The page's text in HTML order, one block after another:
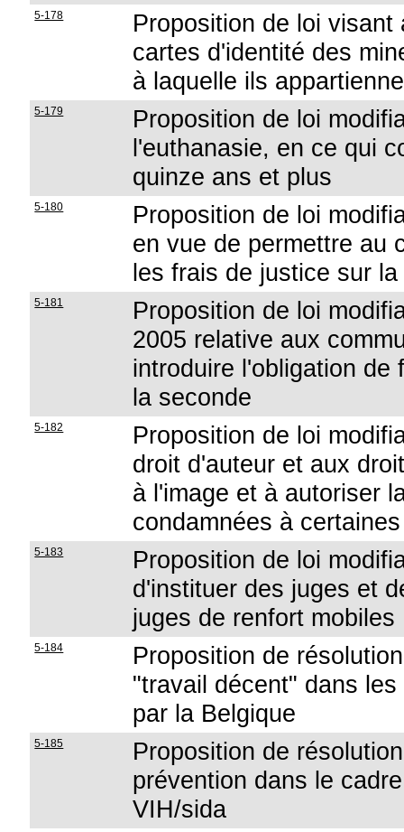
5-178
Proposition de loi
cartes d'identité des
à laquelle ils
5-179
Proposition de loi
l'euthanasie, en ce qui
quinze ans et plus
5-180
Proposition de loi
en vue de permettre au
les frais de justice sur
5-181
Proposition de loi
2005 relative aux
introduire l'obligation de
la seconde
5-182
Proposition de loi
droit d'auteur et aux
à l'image et à autoriser
condamnées à
5-183
Proposition de loi
d'instituer des juges et
juges de renfort mobiles
5-184
Proposition de
"travail décent" dans
par la Belgique
5-185
Proposition de
prévention dans le
VIH/sida